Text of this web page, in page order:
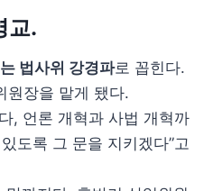
교.
법사위 강경파로 꼽힌다.
원장을 맡게 됐다.
, 언론 개혁과 사법 개혁까
도록 그 문을 지키겠다”고